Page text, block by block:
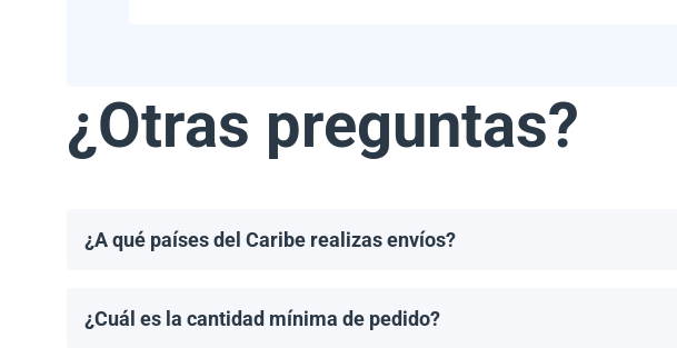
¿Otras preguntas?
¿A qué países del Caribe realizas envíos?
¿Cuál es la cantidad mínima de pedido?